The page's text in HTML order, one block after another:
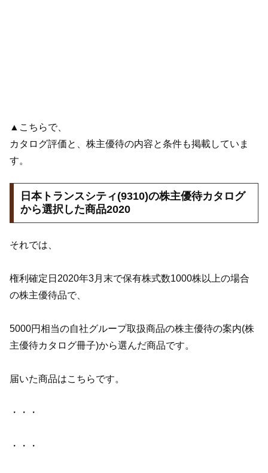
▲こちらで、
カタログ評価と、株主優待の内容と条件も掲載していま
す。
日本トランスシティ(9310)の株主優待カタログ
から選択した商品2020
それでは、
権利確定日2020年3月末で保有株式数1000株以上の場合
の株主優待品で、
5000円相当の自社グループ取扱商品の株主優待の案内(株
主優待カタログ冊子)から選んだ商品です。
届いた商品はこちらです。
・・・
・・・